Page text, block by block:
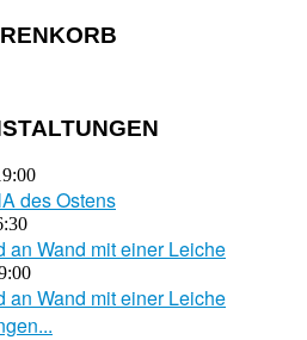
des Ostens
an Wand mit einer Leiche
an Wand mit einer Leiche